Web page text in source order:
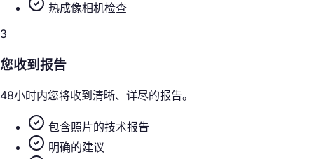
热成像相机检查
3
您收到报告
48小时内您将收到清晰、详尽的报告。
包含照片的技术报告
明确的建议